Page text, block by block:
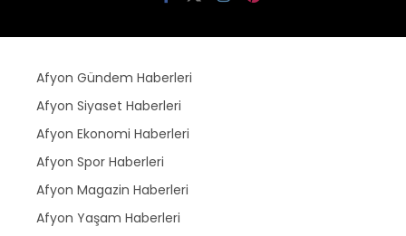
Afyon Gündem Haberleri
Afyon Siyaset Haberleri
Afyon Ekonomi Haberleri
Afyon Spor Haberleri
Afyon Magazin Haberleri
Afyon Yaşam Haberleri